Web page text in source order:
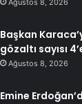
Başkan
gözaltı sayısı
Ağustos 8, 2026
Emine